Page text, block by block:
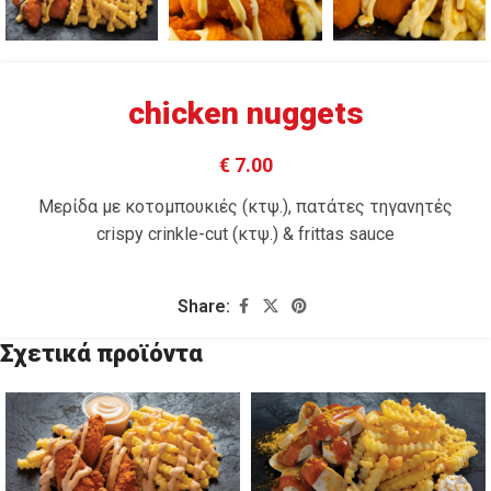
chicken nuggets
€ 7.00
Mερίδα με κοτομπουκιές (κτψ.), πατάτες τηγανητές
crispy crinkle-cut (κτψ.) & frittas sauce
Share:
Σχετικά προϊόντα